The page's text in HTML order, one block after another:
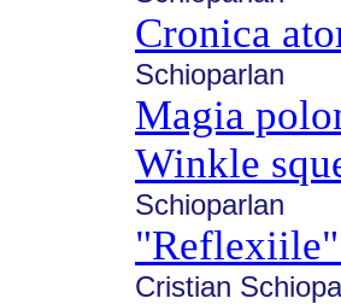
Cronica
Schioparlan
Magia
Winkle
Schioparlan
Cristian